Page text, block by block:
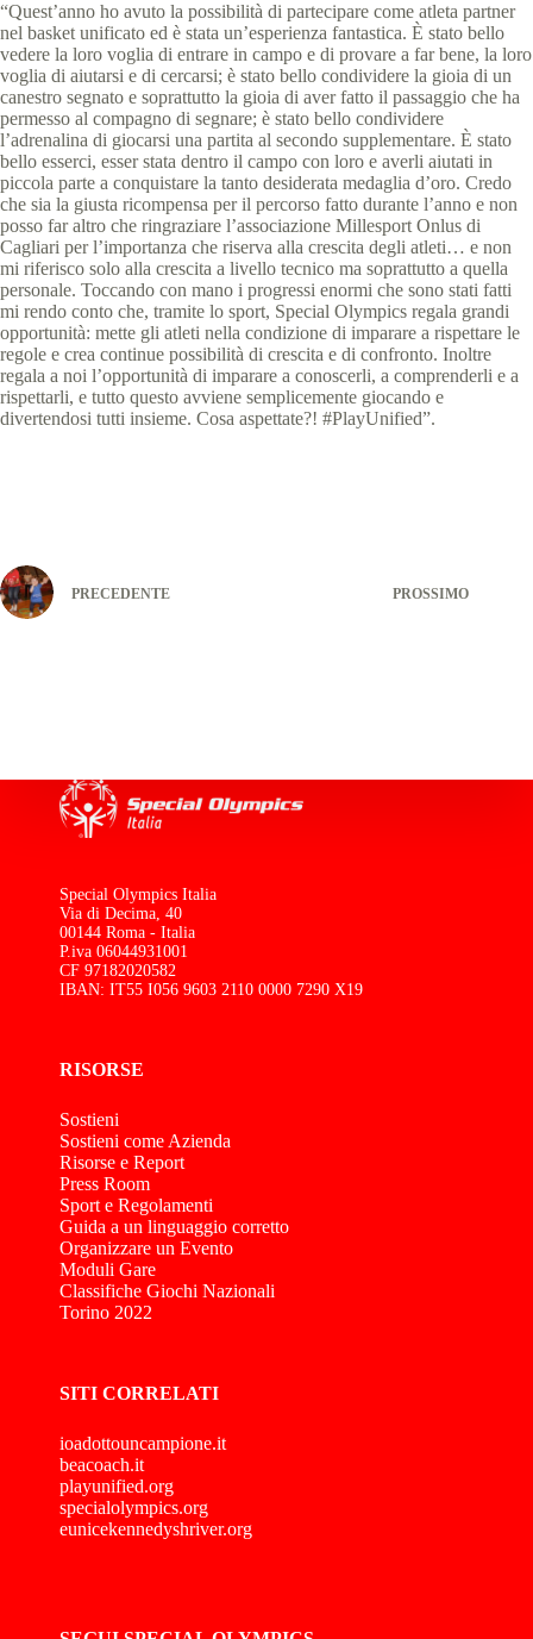
“Quest’anno ho avuto la possibilità di partecipare come atleta partner
nel basket unificato ed è stata un’esperienza fantastica. È stato bello
vedere la loro voglia di entrare in campo e di provare a far bene, la loro
voglia di aiutarsi e di cercarsi; è stato bello condividere la gioia di un
canestro segnato e soprattutto la gioia di aver fatto il passaggio che ha
permesso al compagno di segnare; è stato bello condividere
l’adrenalina di giocarsi una partita al secondo supplementare. È stato
bello esserci, esser stata dentro il campo con loro e averli aiutati in
piccola parte a conquistare la tanto desiderata medaglia d’oro. Credo
che sia la giusta ricompensa per il percorso fatto durante l’anno e non
posso far altro che ringraziare l’associazione Millesport Onlus di
Cagliari per l’importanza che riserva alla crescita degli atleti… e non
mi riferisco solo alla crescita a livello tecnico ma soprattutto a quella
personale. Toccando con mano i progressi enormi che sono stati fatti
mi rendo conto che, tramite lo sport, Special Olympics regala grandi
opportunità: mette gli atleti nella condizione di imparare a rispettare le
regole e crea continue possibilità di crescita e di confronto. Inoltre
regala a noi l’opportunità di imparare a conoscerli, a comprenderli e a
rispettarli, e tutto questo avviene semplicemente giocando e
divertendosi tutti insieme. Cosa aspettate?! #PlayUnified”.
PRECEDENTE PROSSIMO
Special Olympics Italia
Via di Decima, 40
00144 Roma - Italia
P.iva 06044931001
CF 97182020582
IBAN: IT55 I056 9603 2110 0000 7290 X19
RISORSE
Sostieni
Sostieni come Azienda
Risorse e Report
Press Room
Sport e Regolamenti
Guida a un linguaggio corretto
Organizzare un Evento
Moduli Gare
Classifiche Giochi Nazionali
Torino 2022
SITI CORRELATI
ioadottouncampione.it
beacoach.it
playunified.org
specialolympics.org
eunicekennedyshriver.org